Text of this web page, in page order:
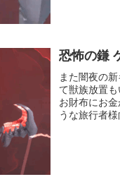
恐怖の鎌
また闇夜の
て獣族放置
お財布にお
うな旅行者